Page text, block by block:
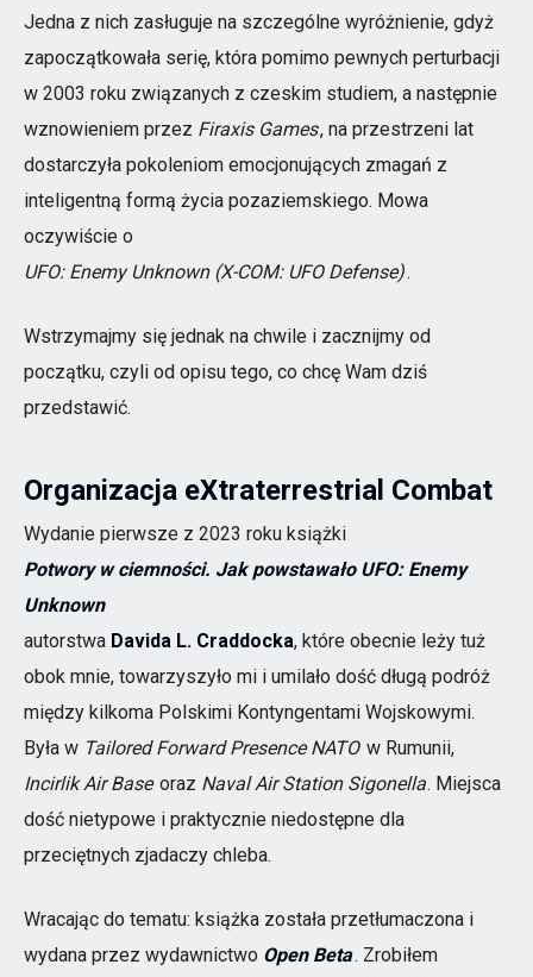
Jedna z nich zasługuje na szczególne wyróżnienie, gdyż
zapoczątkowała serię, która pomimo pewnych perturbacji
w 2003 roku związanych z czeskim studiem, a następnie
wznowieniem przez Firaxis Games, na przestrzeni lat
dostarczyła pokoleniom emocjonujących zmagań z
inteligentną formą życia pozaziemskiego. Mowa
oczywiście o
UFO: Enemy Unknown (X-COM: UFO Defense).
Wstrzymajmy się jednak na chwile i zacznijmy od
początku, czyli od opisu tego, co chcę Wam dziś
przedstawić.
Organizacja eXtraterrestrial Combat
Wydanie pierwsze z 2023 roku książki
Potwory w ciemności. Jak powstawało UFO: Enemy
Unknown
autorstwa Davida L. Craddocka, które obecnie leży tuż
obok mnie, towarzyszyło mi i umilało dość długą podróż
między kilkoma Polskimi Kontyngentami Wojskowymi.
Była w Tailored Forward Presence NATO w Rumunii,
Incirlik Air Baseoraz Naval Air Station Sigonella. Miejsca
dość nietypowe i praktycznie niedostępne dla
przeciętnych zjadaczy chleba.
Wracając do tematu: książka została przetłumaczona i
wydana przez wydawnictwo Open Beta. Zrobiłem